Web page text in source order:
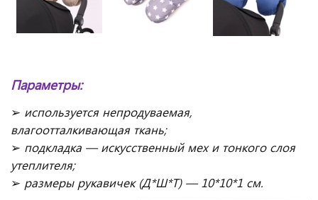
Параметры:
➢ используется непродуваемая,
влагоотталкивающая ткань;
➢ подкладка — искусственный мех и тонкого слоя
утеплителя;
➢ размеры рукавичек(Д*Ш*Т) — 10*10*1 см.